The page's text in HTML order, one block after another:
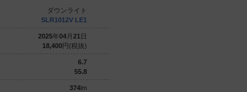
ダウンライト
SLR1012V LE1
2025年04月 21 日
18,400円(税抜)
6.7
55.8
374lm